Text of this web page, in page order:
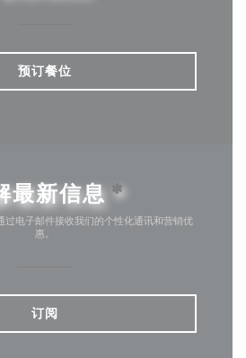
预订餐位
最新信息 *
过电子邮件接收我们的个性化通讯和营销优
惠。
订阅